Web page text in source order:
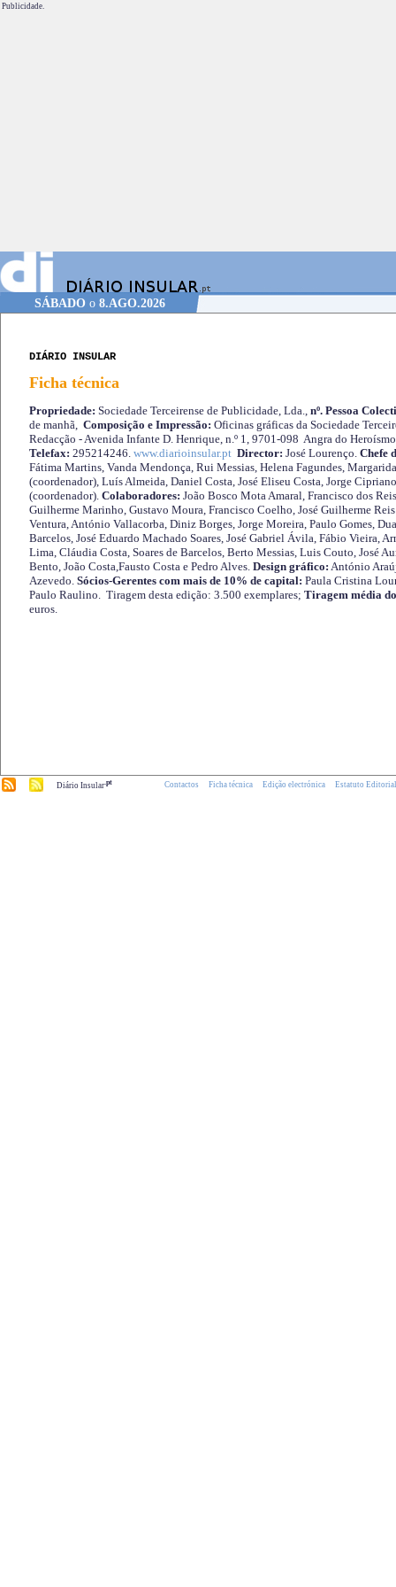
Publicidade.
SÁBADOo 8.AGO.2026
DIÁRIO INSULAR
Ficha técnica
Propriedade: Sociedade Terceirense de Publicidade, Lda., nº. Pessoa
de manhã, Composição e Impressão: Oficinas gráficas da Sociedade
Redacção - Avenida Infante D. Henrique, n.º 1, 9701-098 Angra do
Telefax: 295214246. www.diarioinsular.pt Director: José Lourenço. Chefe
Fátima Martins, Vanda Mendonça, Rui Messias, Helena Fagundes,
(coordenador), Luís Almeida, Daniel Costa, José Eliseu Costa, Jorge
(coordenador). Colaboradores: João Bosco Mota Amaral, Francisco dos
Guilherme Marinho, Gustavo Moura, Francisco Coelho, José Guilherme
Ventura, António Vallacorba, Diniz Borges, Jorge Moreira, Paulo Gomes,
Barcelos, José Eduardo Machado Soares, José Gabriel Ávila, Fábio Vieira,
Lima, Cláudia Costa, Soares de Barcelos, Berto Messias, Luis Couto, José
Bento, João Costa,Fausto Costa e Pedro Alves. Design gráfico: António
Azevedo. Sócios-Gerentes com mais de 10% de capital: Paula Cristina
Paulo Raulino. Tiragem desta edição: 3.500 exemplares; Tiragem média
euros.
Diário Insular.pt Contactos Ficha técnica Edição electrónica Estatuto Editorial